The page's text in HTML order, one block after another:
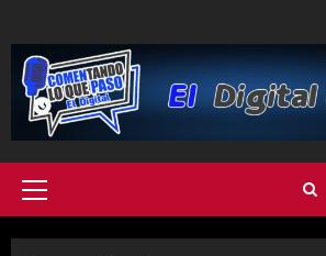
to
content
Primary